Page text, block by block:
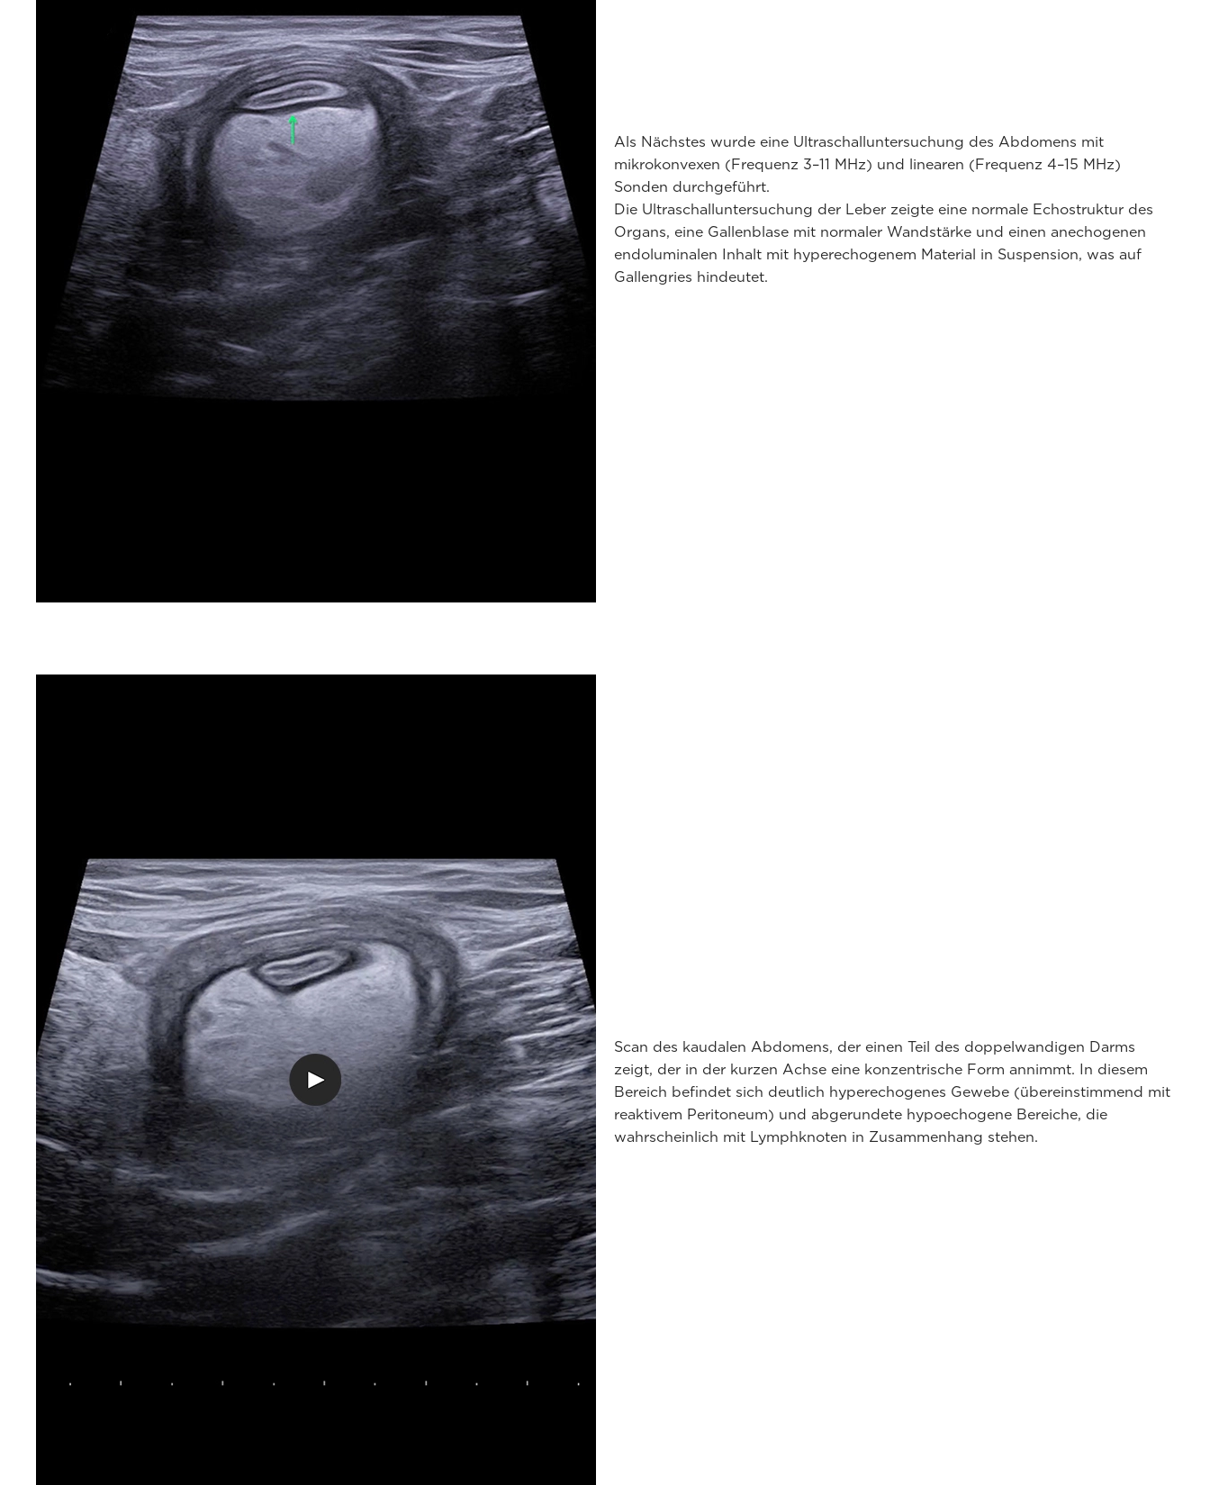
Als Nächstes wurde eine Ultraschalluntersuchung des Abdomens mit
mikrokonvexen (Frequenz 3–11 MHz) und linearen (Frequenz 4–15 MHz)
Sonden durchgeführt.
Die Ultraschalluntersuchung der Leber zeigte eine normale Echostruktur des
Organs, eine Gallenblase mit normaler Wandstärke und einen anechogenen
endoluminalen Inhalt mit hyperechogenem Material in Suspension, was auf
Gallengries hindeutet.
Scan des kaudalen Abdomens, der einen Teil des doppelwandigen Darms
zeigt, der in der kurzen Achse eine konzentrische Form annimmt. In diesem
Bereich befindet sich deutlich hyperechogenes Gewebe (übereinstimmend mit
reaktivem Peritoneum) und abgerundete hypoechogene Bereiche, die
wahrscheinlich mit Lymphknoten in Zusammenhang stehen.